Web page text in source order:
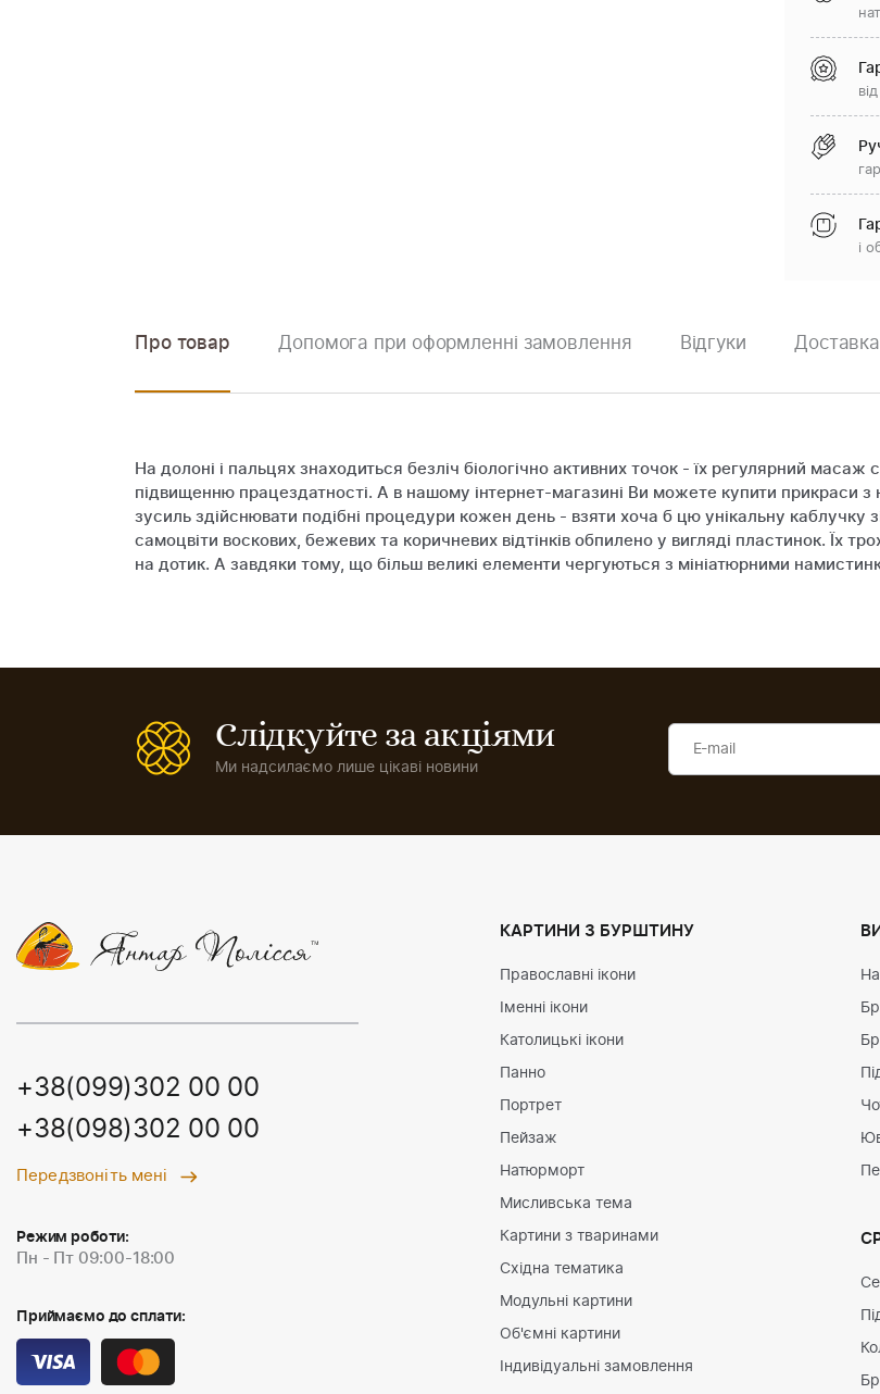
і
Про товар Допомога при оформленні замовлення Відгуки
На долоні і пальцях знаходиться безліч біологічно активних точок - їх регулярний
підвищенню працездатності. А в нашому інтернет-магазині Ви можете купити прикраси
зусиль здійснювати подібні процедури кожен день - взяти хоча б цю унікальну каблучку
самоцвіти воскових, бежевих та коричневих відтінків обпилено у вигляді пластинок. Їх
на дотик. А завдяки тому, що більш великі елементи чергуються з мініатюрними
Слідкуйте за акціями
Ми надсилаємо лише цікаві новини
+38(099)302 00 00
+38(098)302 00 00
Передзвоніть мені
Режим роботи:
Пн - Пт 09:00-18:00
Приймаємо до сплати:
КАРТИНИ З БУРШТИНУ
Православні ікони
Іменні ікони
Католицькі ікони
Панно
Портрет
Пейзаж
Натюрморт
Мисливська тема
Картини з тваринами
Східна тематика
Модульні картини
Об'ємні картини
Індивідуальні замовлення